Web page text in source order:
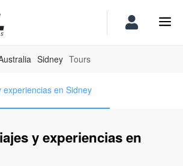
Sidney Tours
experiencias en Sidney
y experiencias en